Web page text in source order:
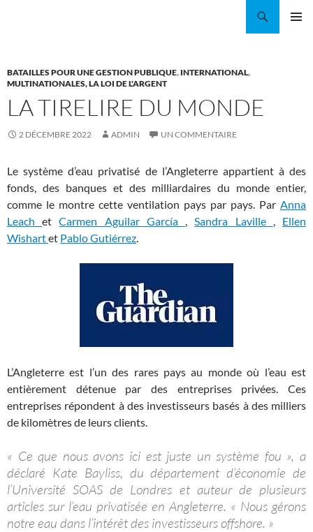
BATAILLES POUR UNE GESTION PUBLIQUE, INTERNATIONAL,
MULTINATIONALES, LA LOI DE L'ARGENT
LA TIRELIRE DU MONDE
2 DÉCEMBRE 2022 ADMIN UN COMMENTAIRE
Le système d’eau privatisé de l’Angleterre appartient à des
fonds, des banques et des milliardaires du monde entier,
comme le montre cette ventilation pays par pays. Par Anna
LeachetCarmen Aguilar García ,Sandra Laville , Ellen
Wishartet Pablo Gutiérrez.
L’Angleterre est l’un des rares pays au monde où l’eau est
entièrement détenue par des entreprises privées. Ces
entreprises répondent à des investisseurs basés à des milliers
de kilomètres de leurs clients.
« Ce que nous avons ici est juste un système fou », a
déclaré Kate Bayliss, du département d’économie de
l’Université SOAS de Londres et auteur de plusieurs
articles sur l’eau privatisée en Angleterre. « Nous gérons
notre eau dans l’intérêt des investisseurs offshore. »